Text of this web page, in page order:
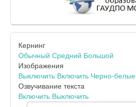
Кернинг
Обычный Средний Большой
Изображения
Выключить Включить Черно-белые
Озвучивание текста
Включить Выключить